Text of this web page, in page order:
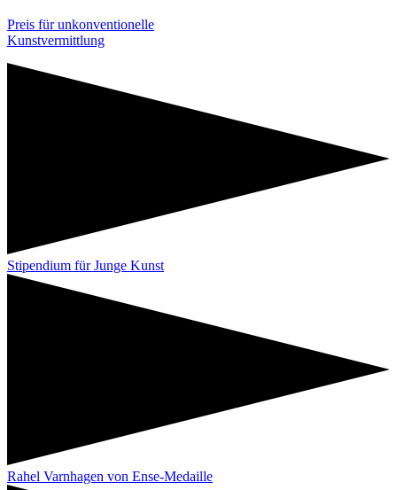
Preis für unkonventionelle
Kunstvermittlung
Stipendium für Junge Kunst
Rahel Varnhagen von Ense-Medaille